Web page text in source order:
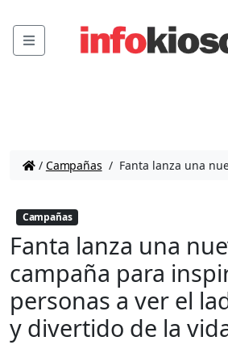
Menu
/ Campañas / Fanta lanza una
Campañas
Fanta lanza una
campaña para
personas a ver el
y divertido de la